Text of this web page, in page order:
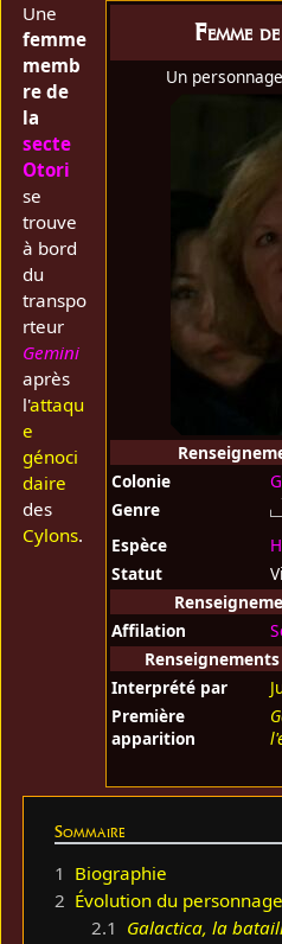
Femme
Un
Colonie
Genre
Espèce
Statut
Affilation
Interprété par
Première
apparition
Une
femme
memb
re de
la
secte
Otori
se
trouve
à bord
du
transpo
rteur
Gemini
après
l'attaqu
e
génoci
daire
des
Cylons.
Sommaire
1 Biographie
2 Évolution du personnage
2.1 Galactica, la